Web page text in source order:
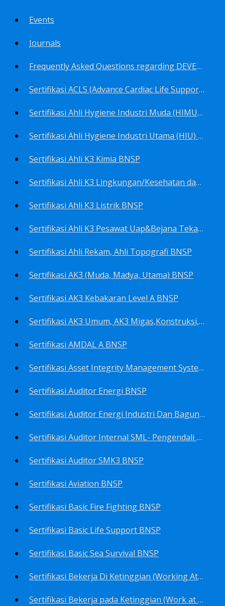
Events
Journals
Frequently Asked Questions regarding DEVELOP Training Center
Sertifikasi ACLS (Advance Cardiac Life Support) BNSP
Sertifikasi Ahli Hygiene Industri Muda (HIMU) BNSP
Sertifikasi Ahli Hygiene Industri Utama (HIU) BNSP
Sertifikasi Ahli K3 Kimia BNSP
Sertifikasi Ahli K3 Lingkungan/Kesehatan dan Keselamatan Kerja Lingkungan
Sertifikasi Ahli K3 Listrik BNSP
Sertifikasi Ahli K3 Pesawat Uap&Bejana Tekan BNSP
Sertifikasi Ahli Rekam, Ahli Topografi BNSP
Sertifikasi AK3 (Muda, Madya, Utama) BNSP
Sertifikasi AK3 Kebakaran Level A BNSP
Sertifikasi AK3 Umum, AK3 Migas,Konstruksi,Listrik&Boiler BNSP
Sertifikasi AMDAL A BNSP
Sertifikasi Asset Integrity Management System BNSP
Sertifikasi Auditor Energi BNSP
Sertifikasi Auditor Energi Industri Dan Bagunan Gedung BNSP
Sertifikasi Auditor Internal SML- Pengendali Dan Penerapan SML- Perencana SML- Manajer SML- Pengendali Dokumen SML BNSP
Sertifikasi Auditor SMK3 BNSP
Sertifikasi Aviation BNSP
Sertifikasi Basic Fire Fighting BNSP
Sertifikasi Basic Life Support BNSP
Sertifikasi Basic Sea Survival BNSP
Sertifikasi Bekerja Di Ketinggian (Working At Height) BNSP
Sertifikasi Bekerja pada Ketinggian (Work at Height)-Competency person (TKPK-TK3) BNSP